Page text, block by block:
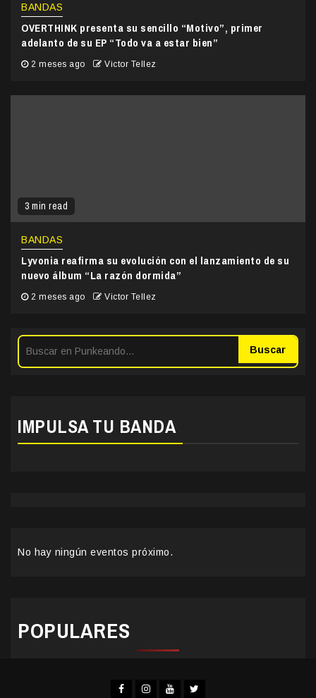
BANDAS
OVERTHINK presenta su sencillo “Motivo”, primer
adelanto de su EP “Todo va a estar bien”
2 meses ago Victor Tellez
3 min read
BANDAS
Lyvonia reafirma su evolución con el lanzamiento de su
nuevo álbum “La razón dormida”
2 meses ago Victor Tellez
Buscar
IMPULSA TU BANDA
No hay ningún eventos próximo.
POPULARES
Facebook
Instagram
YouTubeTwitter